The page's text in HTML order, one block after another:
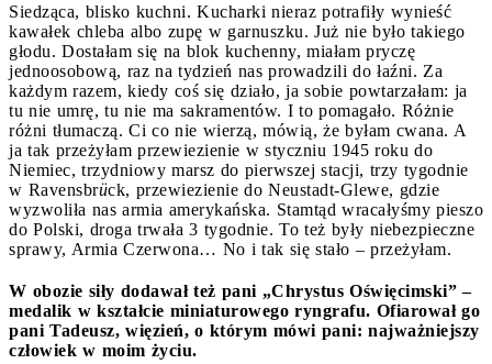
Siedząca, blisko kuchni. Kucharki nieraz potrafiły wynieść
kawałek chleba albo zupę w garnuszku. Już nie było takiego
głodu. Dostałam się na blok kuchenny, miałam pryczę
jednoosobową, raz na tydzień nas prowadzili do łaźni. Za
każdym razem, kiedy coś się działo, ja sobie powtarzałam: ja
tu nie umrę, tu nie ma sakramentów. I to pomagało. Różnie
różni tłumaczą. Ci co nie wierzą, mówią, że byłam cwana. A
ja tak przeżyłam przewiezienie w styczniu 1945 roku do
Niemiec, trzydniowy marsz do pierwszej stacji, trzy tygodnie
w Ravensbrück, przewiezienie do Neustadt-Glewe, gdzie
wyzwoliła nas armia amerykańska. Stamtąd wracałyśmy pieszo
do Polski, droga trwała 3 tygodnie. To też były niebezpieczne
sprawy, Armia Czerwona… No i tak się stało – przeżyłam.
W obozie siły dodawał też pani „Chrystus Oświęcimski” –
medalik w kształcie miniaturowego ryngrafu. Ofiarował go
pani Tadeusz, więzień, o którym mówi pani: najważniejszy
człowiek w moim życiu.